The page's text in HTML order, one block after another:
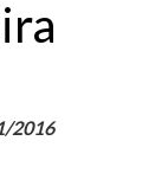
2016